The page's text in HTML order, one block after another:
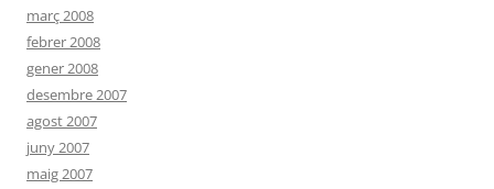
març 2008
febrer 2008
gener 2008
desembre 2007
agost 2007
juny 2007
maig 2007